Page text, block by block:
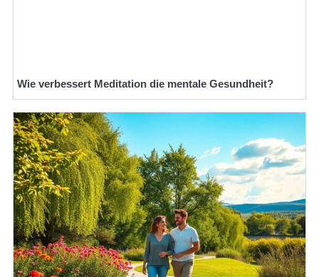
Wie verbessert Meditation die mentale Gesundheit?